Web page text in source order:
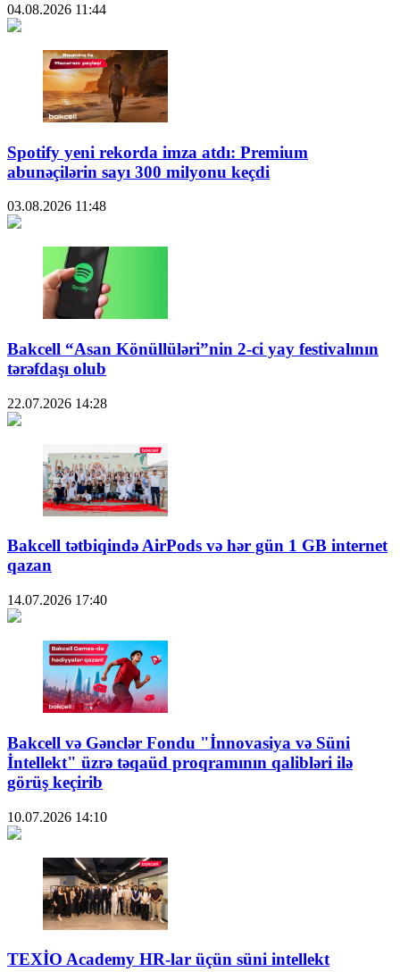
04.08.2026 11:44
Spotify yeni rekorda imza atdı: Premium
abunəçilərin sayı 300 milyonu keçdi
03.08.2026 11:48
Bakcell “Asan Könüllüləri”nin 2-ci yay festivalının
tərəfdaşı olub
22.07.2026 14:28
Bakcell tətbiqində AirPods və hər gün 1 GB internet
qazan
14.07.2026 17:40
Bakcell və Gənclər Fondu "İnnovasiya və Süni
İntellekt" üzrə təqaüd proqramının qalibləri ilə
görüş keçirib
10.07.2026 14:10
TEXİO Academy HR-lar üçün süni intellekt